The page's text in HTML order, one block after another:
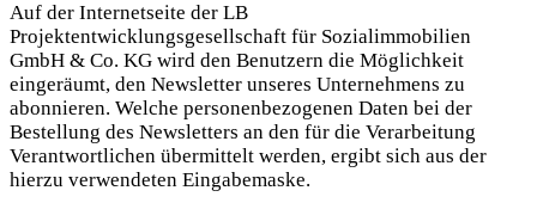
Auf der Internetseite der LB
Projektentwicklungsgesellschaft für Sozialimmobilien
GmbH & Co. KG wird den Benutzern die Möglichkeit
eingeräumt, den Newsletter unseres Unternehmens zu
abonnieren. Welche personenbezogenen Daten bei der
Bestellung des Newsletters an den für die Verarbeitung
Verantwortlichen übermittelt werden, ergibt sich aus der
hierzu verwendeten Eingabemaske.